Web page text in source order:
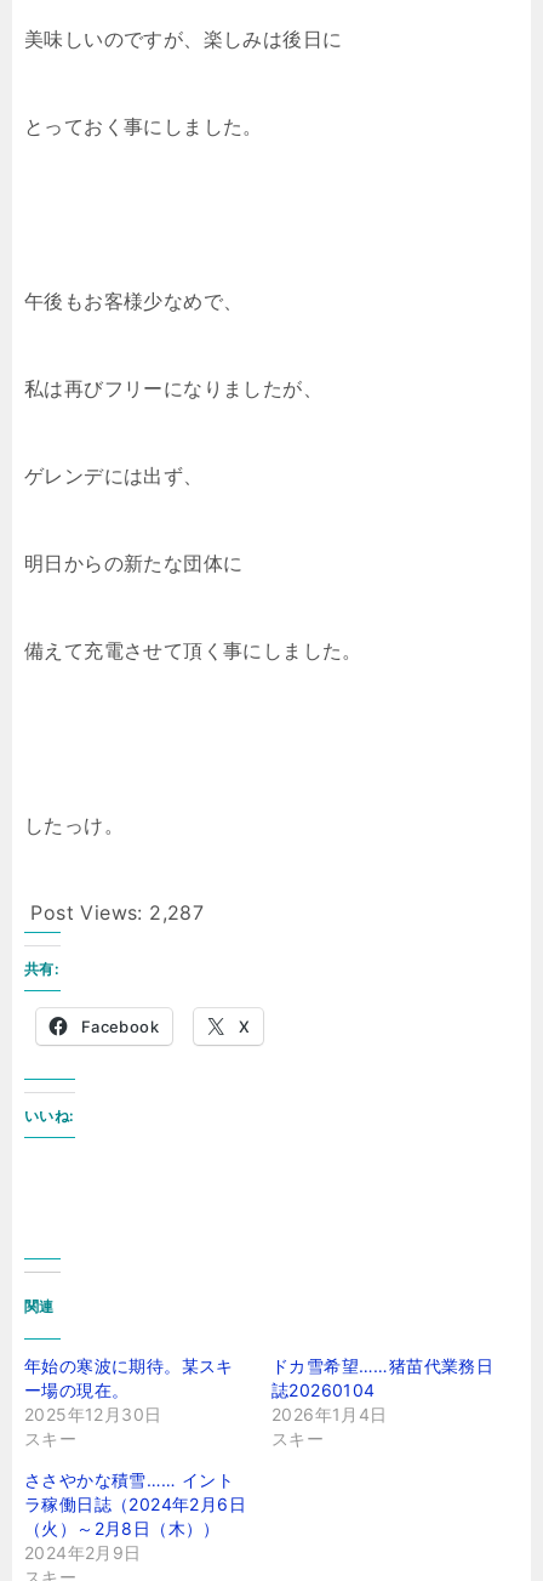
美味しいのですが、楽しみは後日に
とっておく事にしました。
午後もお客様少なめで、
私は再びフリーになりましたが、
ゲレンデには出ず、
明日からの新たな団体に
備えて充電させて頂く事にしました。
したっけ。
Post Views: 2,287
共有:
Facebook X
いいね:
関連
年始の寒波に期待。某スキ
ー場の現在。
2025年12月30日
スキー
ドカ雪希望……猪苗代業務日
誌20260104
2026年1月4日
スキー
ささやかな積雪…… イント
ラ稼働日誌（2024年2月6日
（火）～2月8日（木））
2024年2月9日
スキー